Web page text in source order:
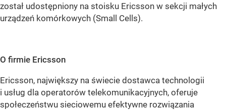
został udostępniony na stoisku Ericsson w sekcji małych
urządzeń komórkowych (Small Cells).
O firmie Ericsson
Ericsson, największy na świecie dostawca technologii
i usług dla operatorów telekomunikacyjnych, oferuje
społeczeństwu sieciowemu efektywne rozwiązania